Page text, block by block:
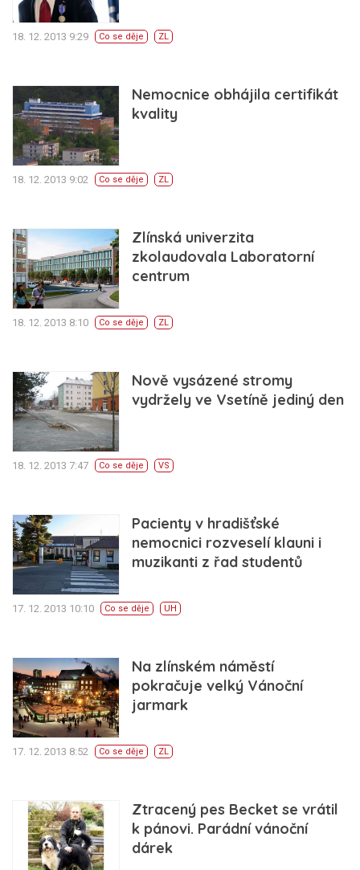
18. 12. 2013 9:29 Co se děje ZL
Nemocnice obhájila certifikát
kvality
18. 12. 2013 9:02 Co se děje ZL
Zlínská univerzita
zkolaudovala Laboratorní
centrum
18. 12. 2013 8:10 Co se děje ZL
Nově vysázené stromy
vydržely ve Vsetíně jediný den
18. 12. 2013 7:47 Co se děje VS
Pacienty v hradišťské
nemocnici rozveselí klauni i
muzikanti z řad studentů
17. 12. 2013 10:10 Co se děje UH
Na zlínském náměstí
pokračuje velký Vánoční
jarmark
17. 12. 2013 8:52 Co se děje ZL
Ztracený pes Becket se vrátil
k pánovi. Parádní vánoční
dárek